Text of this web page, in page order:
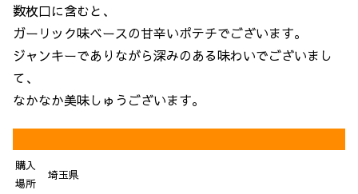
数枚口に含むと、
ガーリック味ベースの甘辛いポテチでございます。
ジャンキーでありながら深みのある味わいでございまし
て、
なかなか美味しゅうございます。
購入
場所
埼玉県